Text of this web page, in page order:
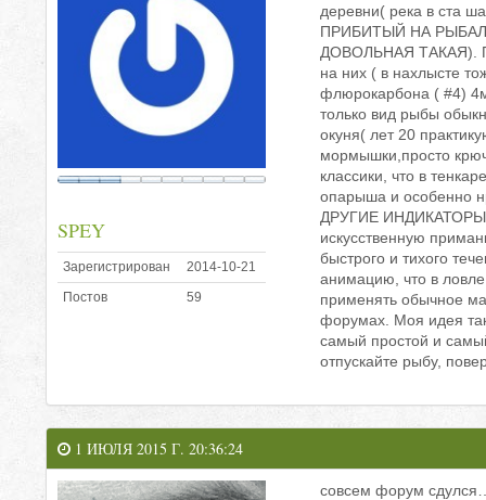
SPEY
Зарегистрирован
2014-10-21
Постов
59
деревни( река в ста
ПРИБИТЫЙ НА
ДОВОЛЬНАЯ ТАКАЯ).
на них ( в нахлысте
флюрокарбона ( #4)
только вид рыбы
окуня( лет 20
мормышки,просто
классики, что в
опарыша и особенно
ДРУГИЕ ИНДИКАТОРЫ
искусственную
быстрого и тихого
анимацию, что в
применять обычное
форумах. Моя идея
самый простой и
отпускайте рыбу,
1 ИЮЛЯ 2015 Г. 20:36:24
совсем форум